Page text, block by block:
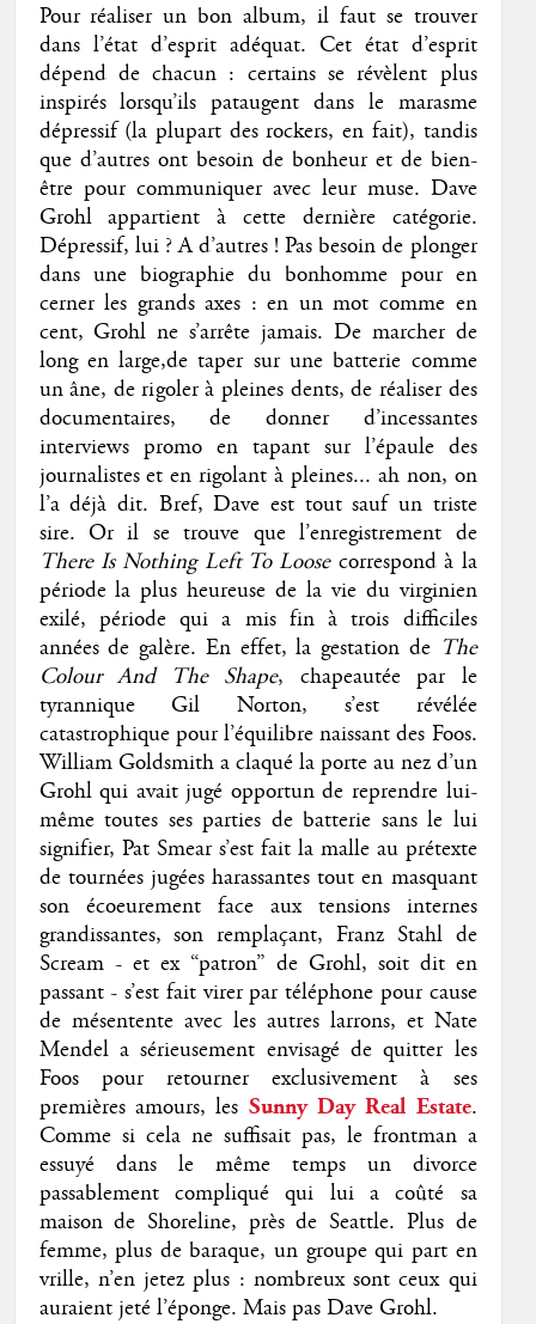
Pour réaliser un bon album, il faut se trouver
dans l’état d’esprit adéquat. Cet état d’esprit
dépend de chacun : certains se révèlent plus
inspirés lorsqu’ils pataugent dans le marasme
dépressif (la plupart des rockers, en fait), tandis
que d’autres ont besoin de bonheur et de bien-
être pour communiquer avec leur muse. Dave
Grohl appartient à cette dernière catégorie.
Dépressif, lui ? A d’autres ! Pas besoin de plonger
dans une biographie du bonhomme pour en
cerner les grands axes : en un mot comme en
cent, Grohl ne s’arrête jamais. De marcher de
long en large,de taper sur une batterie comme
un âne, de rigoler à pleines dents, de réaliser des
documentaires, de donner d’incessantes
interviews promo en tapant sur l’épaule des
journalistes et en rigolant à pleines... ah non, on
l’a déjà dit. Bref, Dave est tout sauf un triste
sire. Or il se trouve que l’enregistrement de
There Is Nothing Left To Loosecorrespond à la
période la plus heureuse de la vie du virginien
exilé, période qui a mis fin à trois difficiles
années de galère. En effet, la gestation de The
Colour And The Shape, chapeautée par le
tyrannique Gil Norton, s’est révélée
catastrophique pour l’équilibre naissant des Foos.
William Goldsmith a claqué la porte au nez d’un
Grohl qui avait jugé opportun de reprendre lui-
même toutes ses parties de batterie sans le lui
signifier, Pat Smear s’est fait la malle au prétexte
de tournées jugées harassantes tout en masquant
son écoeurement face aux tensions internes
grandissantes, son remplaçant, Franz Stahl de
Scream - et ex “patron” de Grohl, soit dit en
passant - s’est fait virer par téléphone pour cause
de mésentente avec les autres larrons, et Nate
Mendel a sérieusement envisagé de quitter les
Foos pour retourner exclusivement à ses
premières amours, les Sunny DayReal Estate.
Comme si cela ne suffisait pas, le frontman a
essuyé dans le même temps un divorce
passablement compliqué qui lui a coûté sa
maison de Shoreline, près de Seattle. Plus de
femme, plus de baraque, un groupe qui part en
vrille, n’en jetez plus : nombreux sont ceux qui
auraient jeté l’éponge. Mais pas Dave Grohl.